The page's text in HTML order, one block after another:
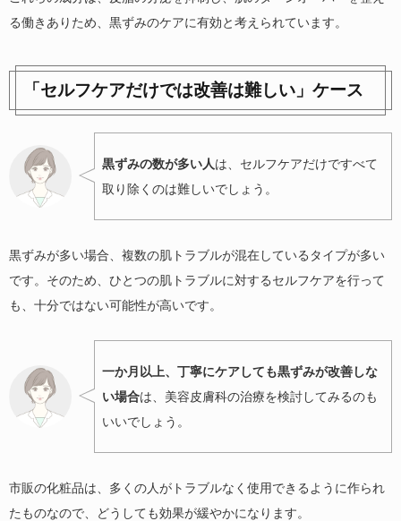
る働きありため、黒ずみのケアに有効と考えられています。
「セルフケアだけでは改善は難しい」ケース
黒ずみの数が多い人は、セルフケアだけですべて
取り除くのは難しいでしょう。
黒ずみが多い場合、複数の肌トラブルが混在しているタイプが多い
です。そのため、ひとつの肌トラブルに対するセルフケアを行って
も、十分ではない可能性が高いです。
一か月以上、丁寧にケアしても黒ずみが改善しな
い場合は、美容皮膚科の治療を検討してみるのも
いいでしょう。
市販の化粧品は、多くの人がトラブルなく使用できるように作られ
たものなので、どうしても効果が緩やかになります。